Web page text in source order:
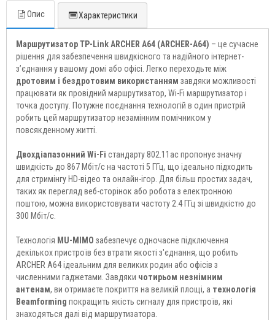
Опис Характеристики
Маршрутизатор TP-Link ARCHER A64 (ARCHER-A64) – це сучасне
рішення для забезпечення швидкісного та надійного інтернет-
з’єднання у вашому домі або офісі. Легко переходьте між
дротовим і бездротовим використанням завдяки можливості
працювати як провідний маршрутизатор, Wi-Fi маршрутизатор і
точка доступу. Потужне поєднання технологій в один пристрій
робить цей маршрутизатор незамінним помічником у
повсякденному житті.
Двохдіапазонний Wi-Fi стандарту 802.11ac пропонує значну
швидкість до 867 Мбіт/с на частоті 5 ГГц, що ідеально підходить
для стримінгу HD-відео та онлайн-ігор. Для більш простих задач,
таких як перегляд веб-сторінок або робота з електронною
поштою, можна використовувати частоту 2.4 ГГц зі швидкістю до
300 Мбіт/с.
Технологія MU-MIMO забезпечує одночасне підключення
декількох пристроїв без втрати якості з'єднання, що робить
ARCHER A64 ідеальним для великих родин або офісів з
численними гаджетами. Завдяки чотирьом незнімним
антенам, ви отримаєте покриття на великій площі, а технологія
Beamforming покращить якість сигналу для пристроїв, які
знаходяться далі від маршрутизатора.